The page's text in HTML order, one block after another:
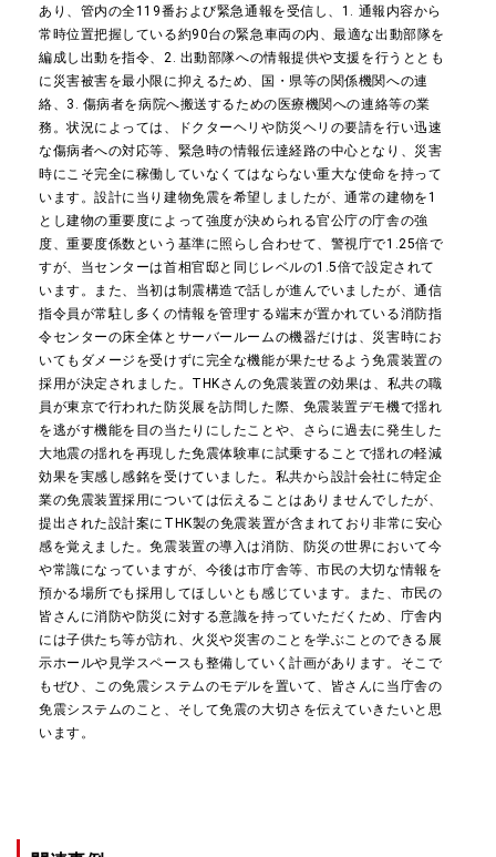
あり、管内の全119番および緊急通報を受信し、1. 通報内容から
常時位置把握している約90台の緊急車両の内、最適な出動部隊を
編成し出動を指令、2. 出動部隊への情報提供や支援を行うととも
に災害被害を最小限に抑えるため、国・県等の関係機関への連
絡、3. 傷病者を病院へ搬送するための医療機関への連絡等の業
務。状況によっては、ドクターヘリや防災ヘリの要請を行い迅速
な傷病者への対応等、緊急時の情報伝達経路の中心となり、災害
時にこそ完全に稼働していなくてはならない重大な使命を持って
います。設計に当り建物免震を希望しましたが、通常の建物を1
とし建物の重要度によって強度が決められる官公庁の庁舎の強
度、重要度係数という基準に照らし合わせて、警視庁で1.25倍で
すが、当センターは首相官邸と同じレベルの1.5倍で設定されて
います。また、当初は制震構造で話しが進んでいましたが、通信
指令員が常駐し多くの情報を管理する端末が置かれている消防指
令センターの床全体とサーバールームの機器だけは、災害時にお
いてもダメージを受けずに完全な機能が果たせるよう免震装置の
採用が決定されました。THKさんの免震装置の効果は、私共の職
員が東京で行われた防災展を訪問した際、免震装置デモ機で揺れ
を逃がす機能を目の当たりにしたことや、さらに過去に発生した
大地震の揺れを再現した免震体験車に試乗することで揺れの軽減
効果を実感し感銘を受けていました。私共から設計会社に特定企
業の免震装置採用については伝えることはありませんでしたが、
提出された設計案にTHK製の免震装置が含まれており非常に安心
感を覚えました。免震装置の導入は消防、防災の世界において今
や常識になっていますが、今後は市庁舎等、市民の大切な情報を
預かる場所でも採用してほしいとも感じています。また、市民の
皆さんに消防や防災に対する意識を持っていただくため、庁舎内
には子供たち等が訪れ、火災や災害のことを学ぶことのできる展
示ホールや見学スペースも整備していく計画があります。そこで
もぜひ、この免震システムのモデルを置いて、皆さんに当庁舎の
免震システムのこと、そして免震の大切さを伝えていきたいと思
います。